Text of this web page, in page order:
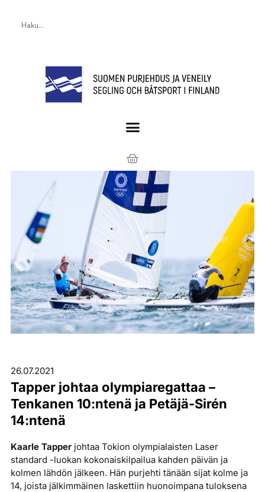
26.07.2021
Tapper johtaa olympiaregattaa –
Tenkanen 10:ntenä ja Petäjä-Sirén
14:ntenä
Kaarle Tapper johtaa Tokion olympialaisten Laser
standard -luokan kokonaiskilpailua kahden päivän ja
kolmen lähdön jälkeen. Hän purjehti tänään sijat kolme ja
14, joista jälkimmäinen laskettiin huonoimpana tuloksena